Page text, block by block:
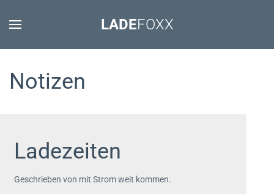
LADEFOXX
Notizen
Ladezeiten
Geschrieben von mit Strom weit kommen.